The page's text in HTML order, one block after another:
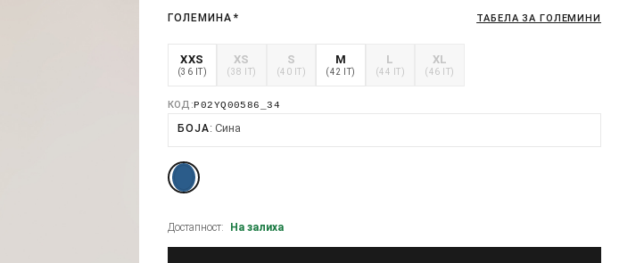
ГОЛЕМИНА * ТАБЕЛА ЗА ГОЛЕМИНИ
XXS
(36 IT)
XS
(38 IT)
S
(40 IT)
M
(42 IT)
L
(44 IT)
XL
(46 IT)
КОД:P02YQ00586_34
БОЈА Сина
Достапност: На залиха